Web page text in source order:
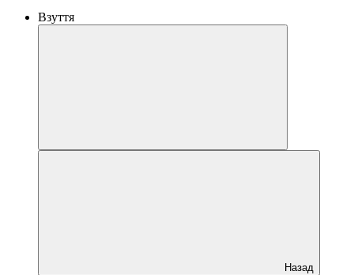
Взуття
Назад